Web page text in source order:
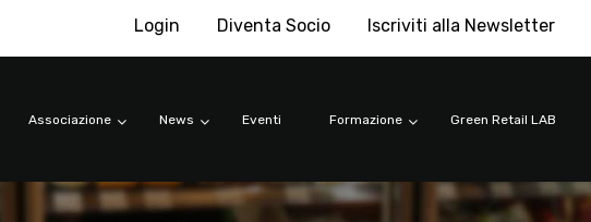
Login Diventa Socio Iscriviti alla Newsletter
Associazione News Eventi Formazione Green Retail LAB